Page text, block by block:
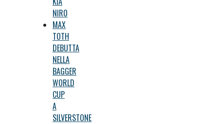
NIRO
MAX
TOTH
DEBUTTA
NELLA
BAGGER
WORLD
CUP
A
SILVERSTONE